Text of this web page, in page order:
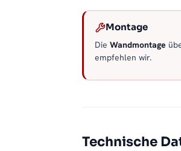
Montage
Die Wandmontage
empfehlen wir.
Technische